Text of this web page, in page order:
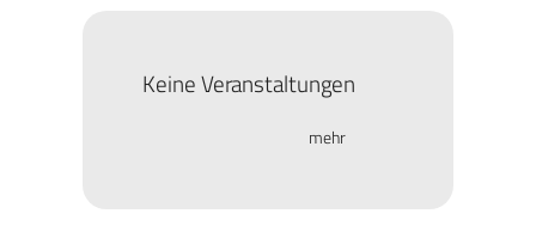
Keine Veranstaltungen
mehr